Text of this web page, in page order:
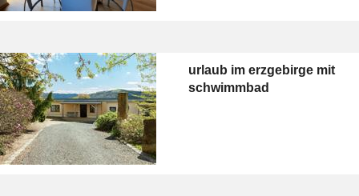
urlaub im erzgebirge mit
schwimmbad